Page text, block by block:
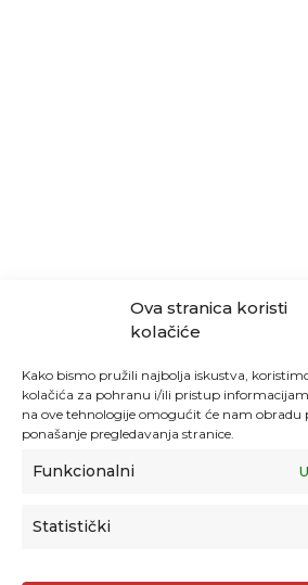
Ova stranica koristi
kolačiće
Kako bismo pružili najbolja iskustva,
kolačića za pohranu i/ili pristup
na ove tehnologije omogućit će nam obradu
ponašanje pregledavanja stranice.
Funkcionalni
Statistički